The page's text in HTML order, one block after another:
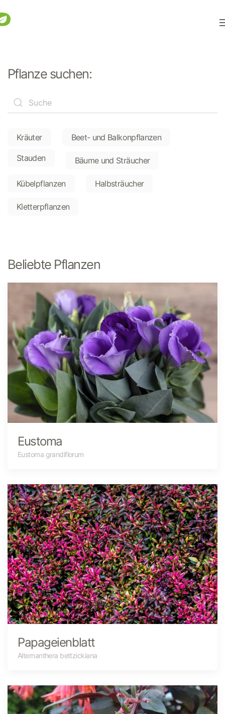
Pflanze suchen:
Kräuter Beet- und Balkonpflanzen
Stauden Bäume und Sträucher
Kübelpflanzen Halbsträucher
Kletterpflanzen
Beliebte Pflanzen
Eustoma
Eustoma grandiflorum
Papageienblatt
Alternanthera bettzickiana